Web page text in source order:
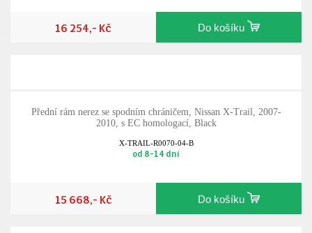
16 254,- Kč Do košíku
Přední rám nerez se spodním chráničem, Nissan X-Trail, 2007-
2010, s EC homologací, Black
X-TRAIL-R0070-04-B
od 8-14 dní
15 668,- Kč Do košíku